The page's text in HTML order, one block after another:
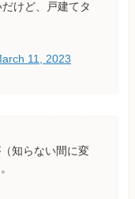
けど、戸建てタ
11, 2023
知らない間に変